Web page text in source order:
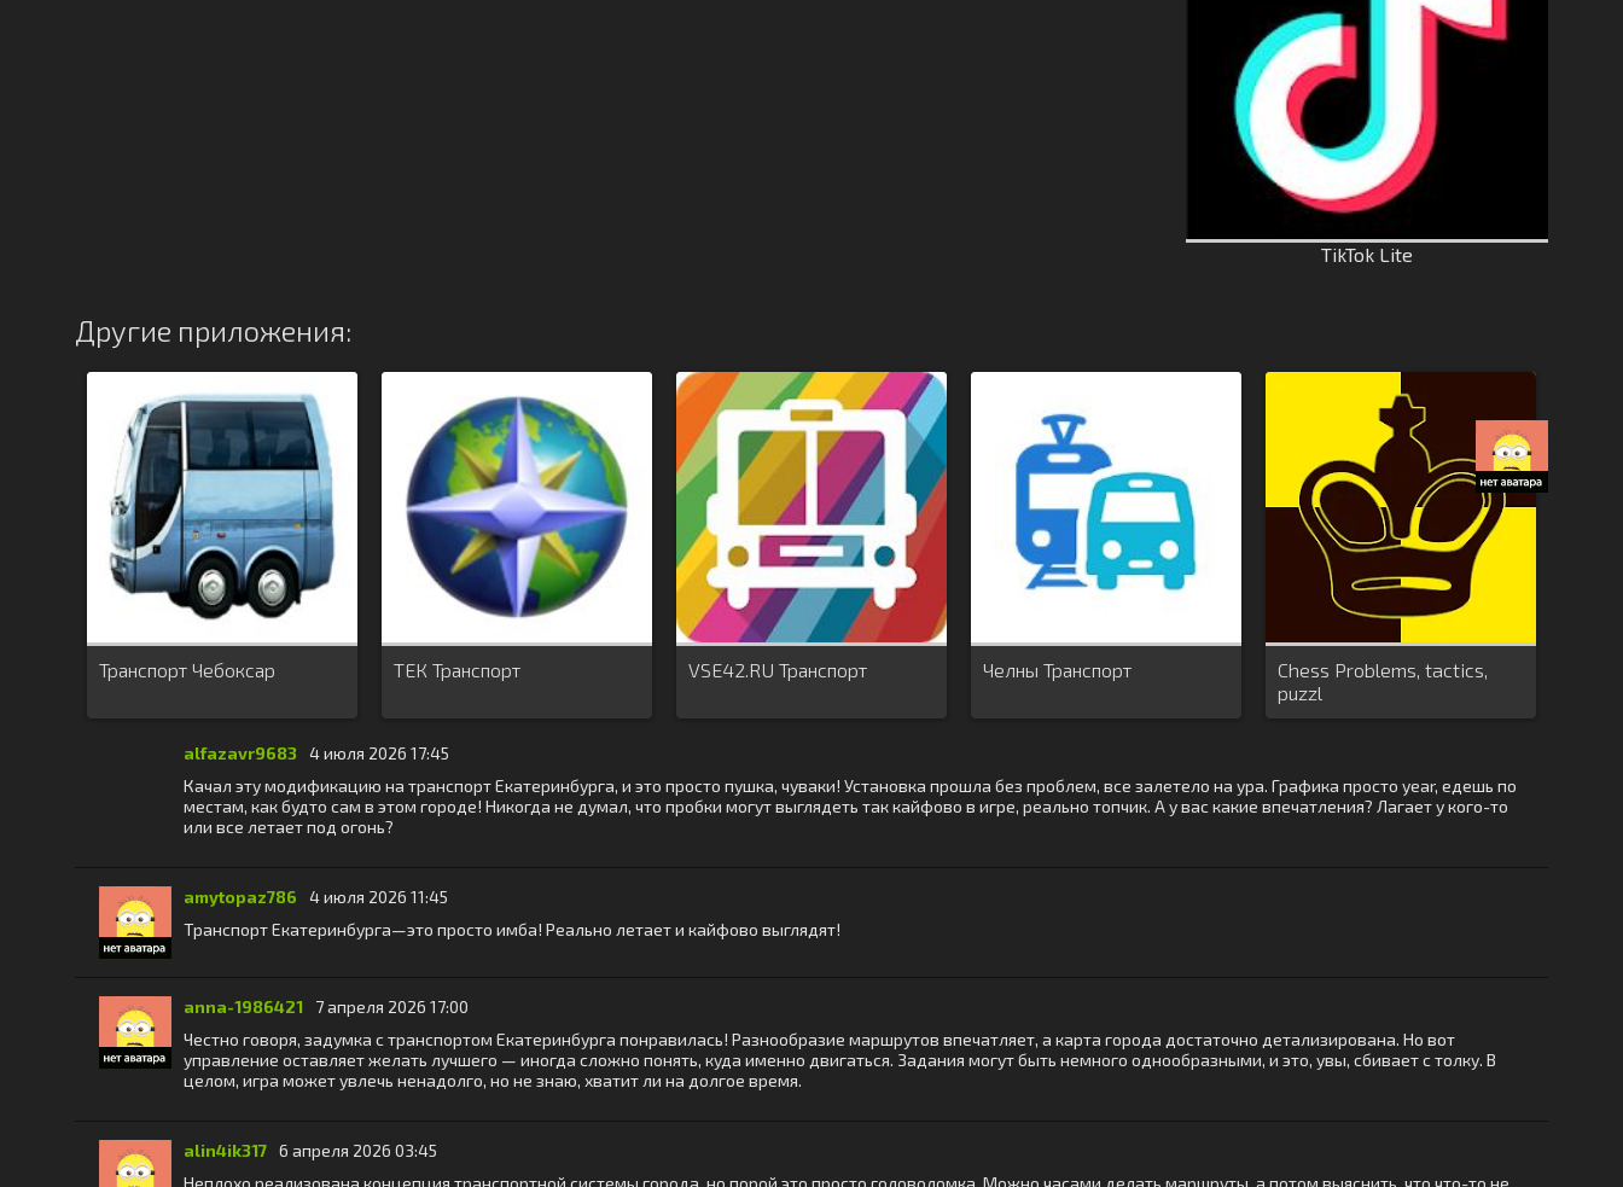
TikTok Lite
Другие приложения:
Транспорт Чебоксар ТЕК Транспорт VSE42.RU Транспорт Челны Транспорт
Chess Problems, tactics,
puzzl
alfazavr9683
4 июля 2026 17:45
Качал эту модификацию на транспорт Екатеринбурга, и это просто пушка, чуваки! Установка прошла без проблем, все залетело на ура. Графика просто year, едешь по
местам, как будто сам в этом городе! Никогда не думал, что пробки могут выглядеть так кайфово в игре, реально топчик. А у вас какие впечатления? Лагает у кого-то
или все летает под огонь?
amytopaz786
4 июля 2026 11:45
Транспорт Екатеринбурга—это просто имба! Реально летает и кайфово выглядят!
anna-1986421
7 апреля 2026 17:00
Честно говоря, задумка с транспортом Екатеринбурга понравилась! Разнообразие маршрутов впечатляет, а карта города достаточно детализирована. Но вот
управление оставляет желать лучшего — иногда сложно понять, куда именно двигаться. Задания могут быть немного однообразными, и это, увы, сбивает с толку. В
целом, игра может увлечь ненадолго, но не знаю, хватит ли на долгое время.
alin4ik317 6 апреля 2026 03:45
Неплохо реализована концепция транспортной системы города, но порой это просто головоломка. Можно часами делать маршруты, а потом выяснить, что что-то не